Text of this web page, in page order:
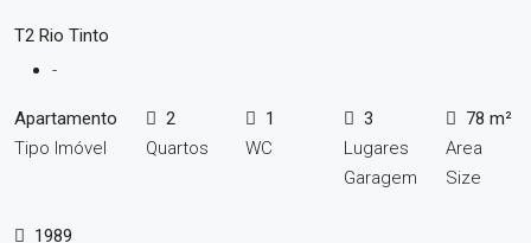
T2 Rio Tinto
-
Apartamento
Tipo Imóvel
2
Quartos
1
WC
3
Lugares
Garagem
78 m²
Area
Size
1989